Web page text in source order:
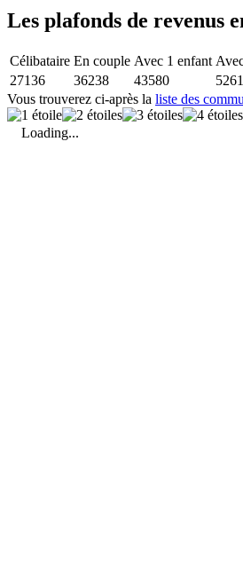
Les plafonds de revenus
Célibataire En couple Avec 1 enfant
27136
36238 43580
Vous trouverez ci-après la liste des
Loading...